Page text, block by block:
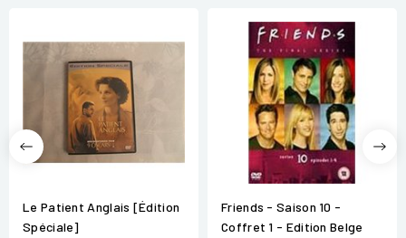
Le Patient Anglais [Édition
Spéciale]
Friends - Saison 10 -
Coffret 1 - Edition Belge